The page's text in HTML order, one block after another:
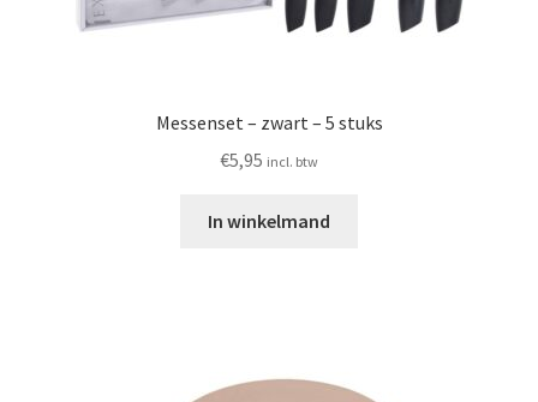
Messenset – zwart – 5 stuks
€5,95 incl. btw
In winkelmand